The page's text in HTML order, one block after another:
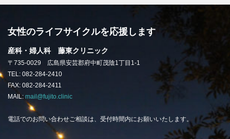
女性のライフサイクルを応援します
産科・婦人科 藤東クリニック
〒735-0029 広島県安芸郡府中町茂陰1丁目1-1
TEL: 082-284-2410
FAX: 082-284-2411
MAIL: mail@fujito.clinic
電話でのお問い合わせご相談は、受付時間内にお願いいたします。